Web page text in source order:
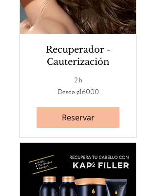
Recuperador -
Cauterización
2 h
Desde ¢16000
Reservar